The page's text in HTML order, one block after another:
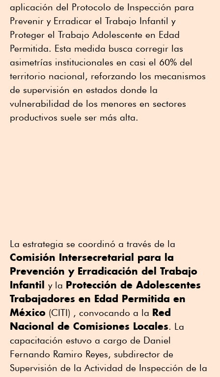
aplicación del Protocolo de Inspección para
Prevenir y Erradicar el Trabajo Infantil y
Proteger el Trabajo Adolescente en Edad
Permitida. Esta medida busca corregir las
asimetrías institucionales en casi el 60% del
territorio nacional, reforzando los mecanismos
de supervisión en estados donde la
vulnerabilidad de los menores en sectores
productivos suele ser más alta.
La estrategia se coordinó a través de la
Comisión Intersecretarial para la
Prevención y Erradicación del Trabajo
Infantil y la Protección de Adolescentes
Trabajadores en Edad Permitida en
México (CITI) , convocando a la Red
Nacional de Comisiones Locales. La
capacitación estuvo a cargo de Daniel
Fernando Ramiro Reyes, subdirector de
Supervisión de la Actividad de Inspección de la